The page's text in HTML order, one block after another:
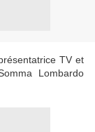
TV et
Lombardo